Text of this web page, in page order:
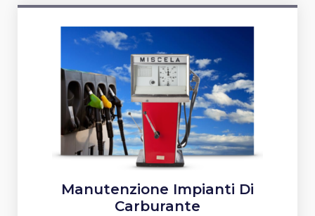
Manutenzione Impianti Di
Carburante